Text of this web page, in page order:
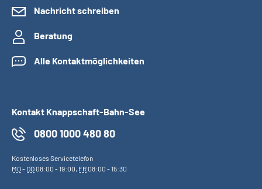
Nachricht schreiben
Beratung
Alle Kontaktmöglichkeiten
Kontakt Knappschaft-Bahn-See
0800 1000 480 80
Kostenloses Servicetelefon
MO- DO08:00 - 19:00, FR08:00 - 15:30